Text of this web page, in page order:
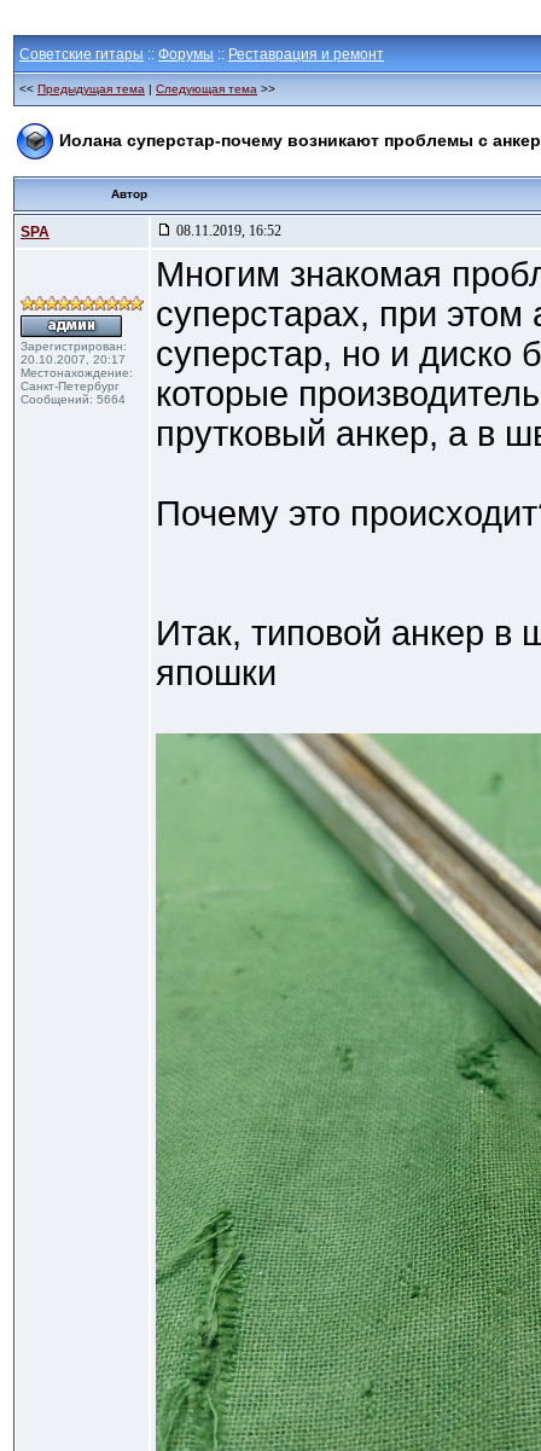
Советские гитары :: Форумы :: Реставрация и ремонт
<< Предыдущая тема | Следующая тема >>
Иолана суперстар-почему возникают проблемы с
Автор
SPA 08.11.2019, 16:52
Зарегистрирован:
20.10.2007, 20:17
Местонахождение:
Санкт-Петербург
Сообщений: 5664
Многим знакомая
суперстарах, при этом
суперстар, но и диско
которые
прутковый анкер, а в
Почему это
Итак, типовой анкер в
япошки